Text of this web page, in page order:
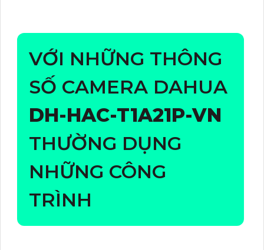
VỚI NHỮNG THÔNG
SỐ CAMERA DAHUA
DH-HAC-T1A21P-VN
THƯỜNG DỤNG
NHỮNG CÔNG
TRÌNH